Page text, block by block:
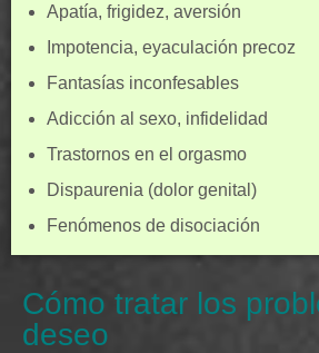
Apatía, frigidez, aversión
Impotencia, eyaculación precoz
Fantasías inconfesables
Adicción al sexo, infidelidad
Trastornos en el orgasmo
Dispaurenia (dolor genital)
Fenómenos de disociación
Cómo tratar los
deseo